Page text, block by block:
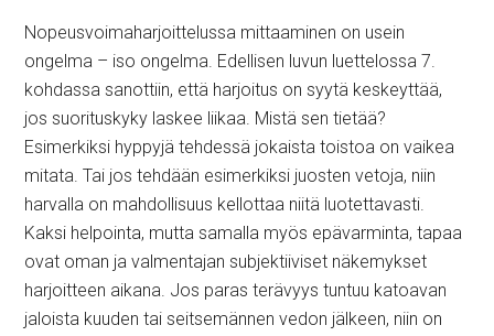
Nopeusvoimaharjoittelussa mittaaminen on usein
ongelma – iso ongelma. Edellisen luvun luettelossa 7.
kohdassa sanottiin, että harjoitus on syytä keskeyttää,
jos suorituskyky laskee liikaa. Mistä sen tietää?
Esimerkiksi hyppyjä tehdessä jokaista toistoa on vaikea
mitata. Tai jos tehdään esimerkiksi juosten vetoja, niin
harvalla on mahdollisuus kellottaa niitä luotettavasti.
Kaksi helpointa, mutta samalla myös epävarminta, tapaa
ovat oman ja valmentajan subjektiiviset näkemykset
harjoitteen aikana. Jos paras terävyys tuntuu katoavan
jaloista kuuden tai seitsemännen vedon jälkeen, niin on